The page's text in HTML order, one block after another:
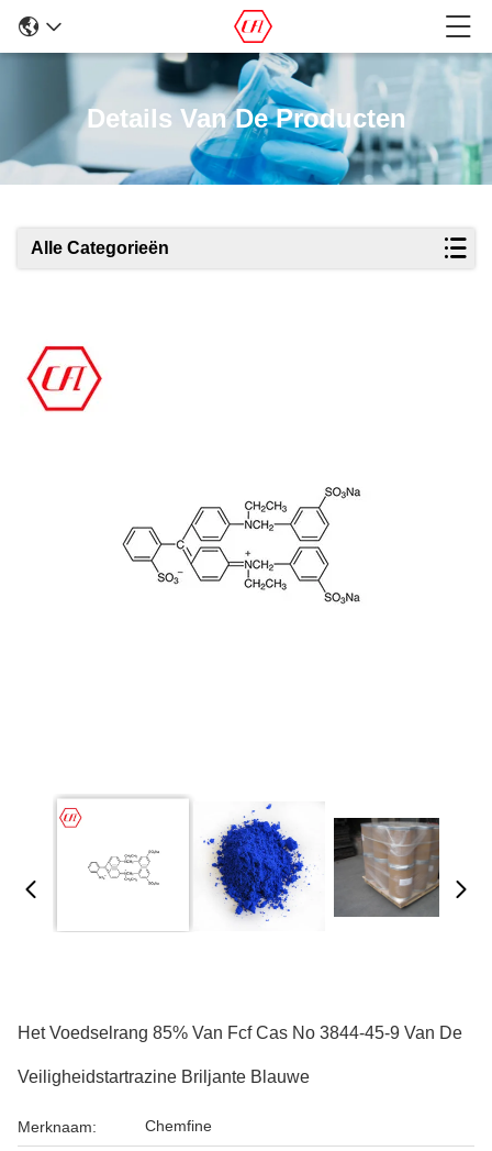
Details Van De Producten
Alle Categorieën
Het Voedselrang 85% Van Fcf Cas No 3844-45-9 Van De
Veiligheidstartrazine Briljante Blauwe
Merknaam: Chemfine